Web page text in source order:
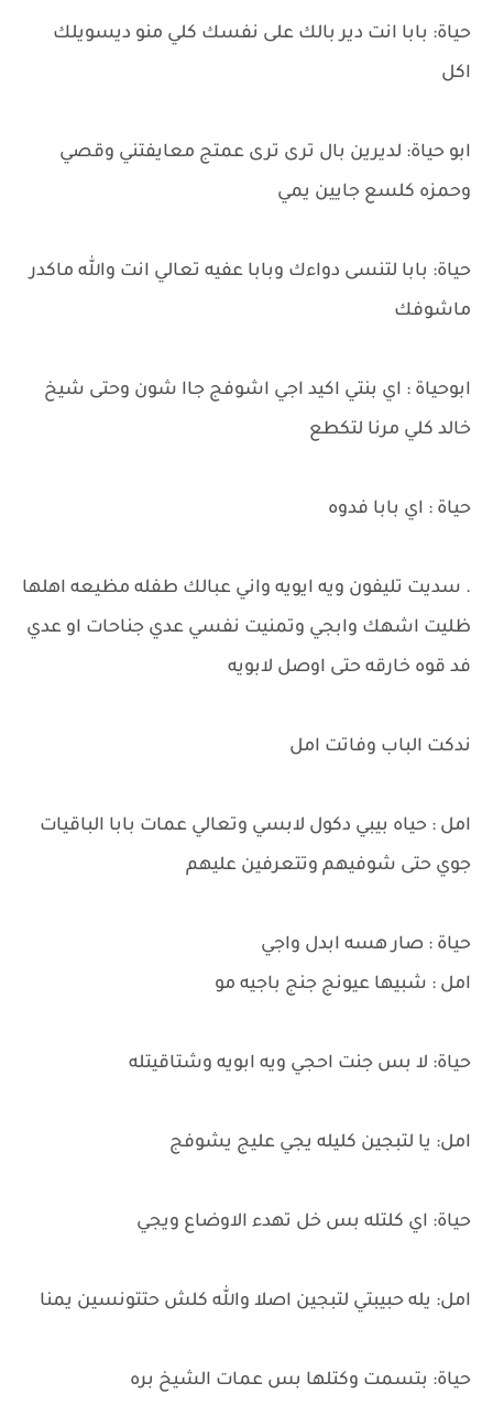
حياة: بابا انت دير بالك على نفسك كلي منو ديسويلك
اكل
ابو حياة: لديرين بال ترى ترى عمتج معايفتني وقصي
وحمزه كلسع جايين يمي
حياة: بابا لتنسى دواءك وبابا عفيه تعالي انت والله ماكدر
ماشوفك
ابوحياة : اي بنتي اكيد اجي اشوفج جاا شون وحتى شيخ
خالد كلي مرنا لتكطع
حياة : اي بابا فدوه
. سديت تليفون ويه ايويه واني عبالك طفله مظيعه اهلها
ظليت اشهك وابجي وتمنيت نفسي عدي جناحات او عدي
فد قوه خارقه حتى اوصل لابويه
ندكت الباب وفاتت امل
امل : حياه بيبي دكول لابسي وتعالي عمات بابا الباقيات
جوي حتى شوفيهم وتتعرفين عليهم
حياة : صار هسه ابدل واجي
امل : شبيها عيونج جنج باجيه مو
حياة: لا بس جنت احجي ويه ابويه وشتاقيتله
امل: يا لتبجين كليله يجي عليج يشوفج
حياة: اي كلتله بس خل تهدء الاوضاع ويجي
امل: يله حبيبتي لتبجين اصلا والله كلش حتتونسين يمنا
حياة: بتسمت وكتلها بس عمات الشيخ بره